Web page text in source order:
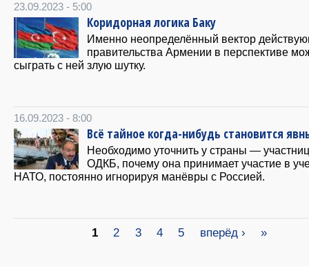
23.09.2023 - 5:00
Коридорная логика Баку
Именно неопределённый вектор
правительства Армении в перспективе
сыграть с ней злую шутку.
16.09.2023 - 8:00
Всё тайное когда-нибудь становится
Необходимо уточнить у страны —
ОДКБ, почему она принимает участие в
НАТО, постоянно игнорируя манёвры с Россией.
1 2 3 4 5 вперёд › »